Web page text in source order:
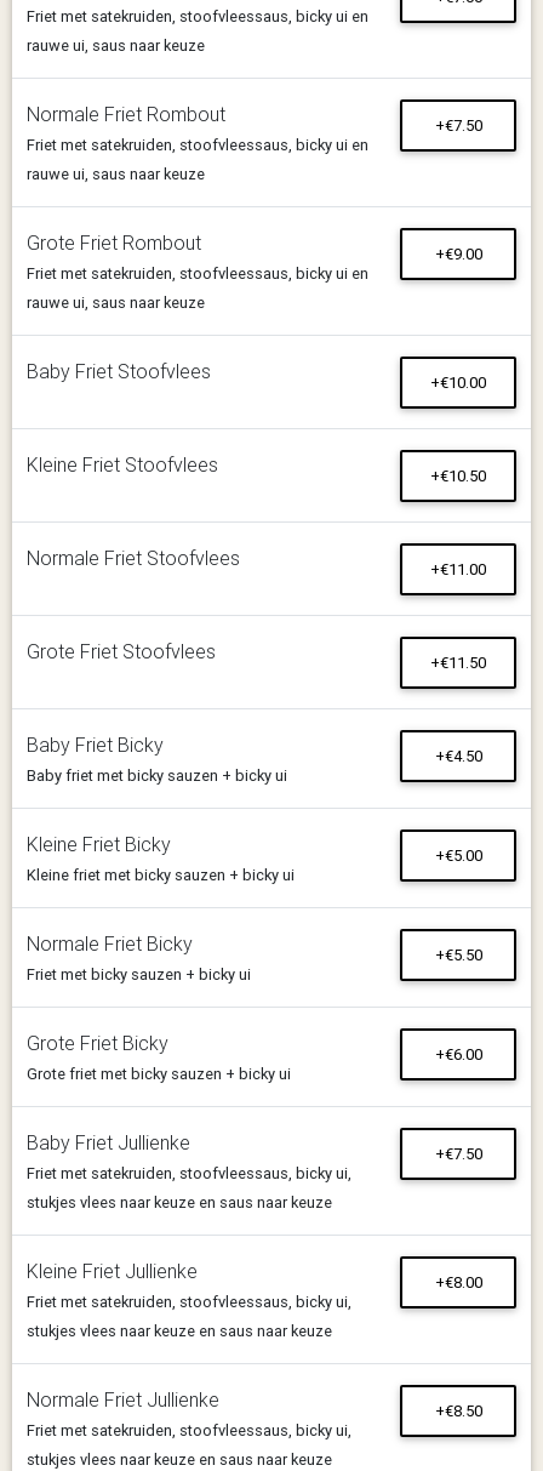
Friet met satekruiden, stoofvleessaus, bicky ui en
rauwe ui, saus naar keuze
Normale Friet Rombout
Friet met satekruiden, stoofvleessaus, bicky ui en
rauwe ui, saus naar keuze
+€7.50
Grote Friet Rombout
Friet met satekruiden, stoofvleessaus, bicky ui en
rauwe ui, saus naar keuze
+€9.00
Baby Friet Stoofvlees +€10.00
Kleine Friet Stoofvlees +€10.50
Normale Friet Stoofvlees +€11.00
Grote Friet Stoofvlees +€11.50
Baby Friet Bicky
Baby friet met bicky sauzen + bicky ui
+€4.50
Kleine Friet Bicky
Kleine friet met bicky sauzen + bicky ui
+€5.00
Normale Friet Bicky
Friet met bicky sauzen + bicky ui
+€5.50
Grote Friet Bicky
Grote friet met bicky sauzen + bicky ui
+€6.00
Baby Friet Jullienke
Friet met satekruiden, stoofvleessaus, bicky ui,
stukjes vlees naar keuze en saus naar keuze
+€7.50
Kleine Friet Jullienke
Friet met satekruiden, stoofvleessaus, bicky ui,
stukjes vlees naar keuze en saus naar keuze
+€8.00
Normale Friet Jullienke
Friet met satekruiden, stoofvleessaus, bicky ui,
stukjes vlees naar keuze en saus naar keuze
+€8.50